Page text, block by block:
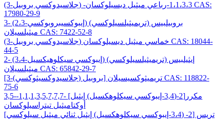
(3-جلاسيدوكسي بروبيل) -1،1،3،3-رباعي ميثيل ديسيلوكسان CAS:
17980-29-9
3- (2،3-إيبوكسيبروبوكسي) بروبيلبيس (تريميثيلسيلوكسي)
ميثيلسيلان CAS: 7422-52-8
(3-جلاسيدوكسي بروبيل) خماسي ميثيل ديسيلوكسان CAS: 18044-
44-5
2- (3،4-إيبوكسي سيكلوهيكسيل) إيثيلبيس (تريميثيلسيلوكسي)
ميثيلسيلان CAS: 65842-29-7
[3-(جلاسيدوكسيثوكسي) بروبيل] تريميثوكسيسيلان CAS: 118822-
75-6
3,5-مكرر[2-(3,4-إيبوكسي سيكلوهكسيل) إيثيل] -1,1,1,3,5,7,7,7-
أوكتاميثيل تيتراسيلوكسان
تريس [2- (3،4-إيبوكسي سيكلوهكسيل) إيثيل ثنائي ميثيل سيلوكسي]